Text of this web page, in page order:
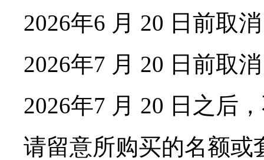
2026年6 月 20 日前取
2026年7 月 20 日前取
2026年7 月 20 日之后
请留意所购买的名额或